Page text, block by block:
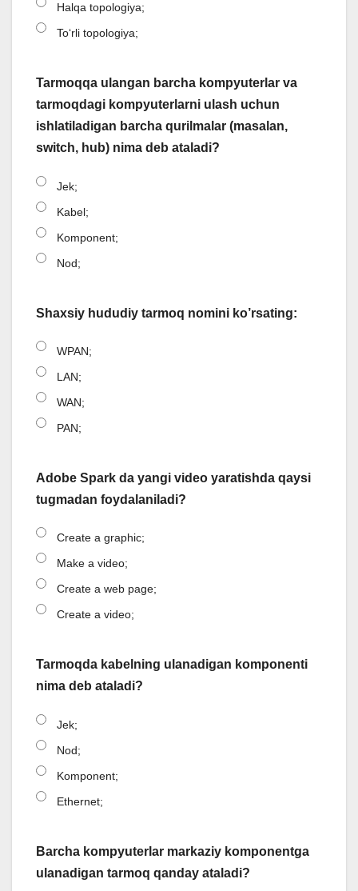
Halqa topologiya;
Toʻrli topologiya;
Tarmoqqa ulangan barcha kompyuterlar va
tarmoqdagi kompyuterlarni ulash uchun
ishlatiladigan barcha qurilmalar (masalan,
switch, hub) nima deb ataladi?
Jek;
Kabel;
Komponent;
Nod;
Shaxsiy hududiy tarmoq nomini ko’rsating:
WPAN;
LAN;
WAN;
PAN;
Adobe Spark da yangi video yaratishda qaysi
tugmadan foydalaniladi?
Create a graphic;
Make a video;
Create a web page;
Create a video;
Tarmoqda kabelning ulanadigan komponenti
nima deb ataladi?
Jek;
Nod;
Komponent;
Ethernet;
Barcha kompyuterlar markaziy komponentga
ulanadigan tarmoq qanday ataladi?